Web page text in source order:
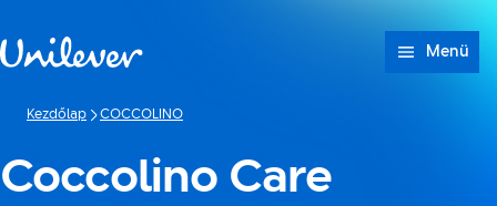
Menü
Kezdőlap COCCOLINO
Coccolino Care